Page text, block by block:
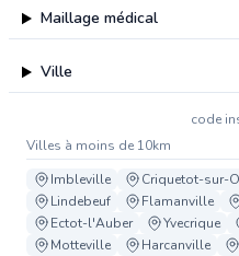
Maillage médical
Ville
code
Villes à moins de 10km
Imbleville
Criquetot-sur-
Lindebeuf
Flamanville
Ectot-l'Auber
Yvecrique
Motteville
Harcanville